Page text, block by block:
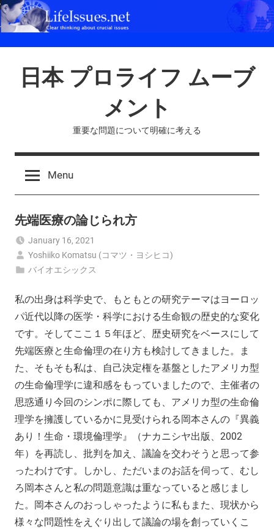
Skip
to
日本 プロライフ ムーブ
メント
重要な問題について明確に考える
Menu
先端医療の論じられ方
January 16, 2021
Yoshiiko Komatsu (コマツ・ヨシヒコ)
バイオエシックス
私の出身は科学史で、もともとの研究テーマはヨーロッ
パ近代以降の医学・科学における生命観の歴史的な変化
です。そしてここ１５年ほど、歴史研究をベースにして
先端医療と生命倫理の在り方も検討してきました。ま
た、そもそも私は、自己決定権を基盤としたアメリカ型
の生命倫理学に違和感をもっていましたので、主催者の
思惑通り今回のシンポに際しても、アメリカ型の生命倫
理学を擁護しているかに見受けられる岡本さんの『異義
あり！生命・環境倫理学』（ナカニシヤ出版、2002
年）を再読し、批判を加え、議論を交わそうと思って参
ったわけです。しかし、ただいまのお話を伺って、むし
ろ岡本さんと私の問題意識は重なっていると感じまし
た。岡本さんのおっしゃったように私もまた、現状から
様々な問題性をえぐり出して議論の場を創っていくこ